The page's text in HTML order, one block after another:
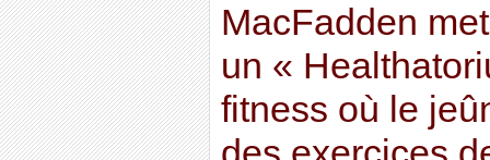
MacFadden
un «
fitness où le